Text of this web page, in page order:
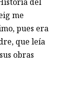
me
pues era
que leía
obras